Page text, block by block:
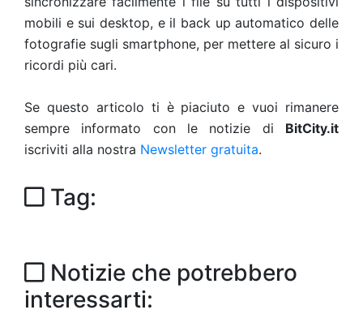
mobili e sui desktop, e il back up automatico delle
fotografie sugli smartphone, per mettere al sicuro i
ricordi più cari.
Se questo articolo ti è piaciuto e vuoi rimanere
sempre informato con le notizie di BitCity.it
iscriviti alla nostra Newsletter gratuita.
Tag:
Notizie che potrebbero
interessarti: